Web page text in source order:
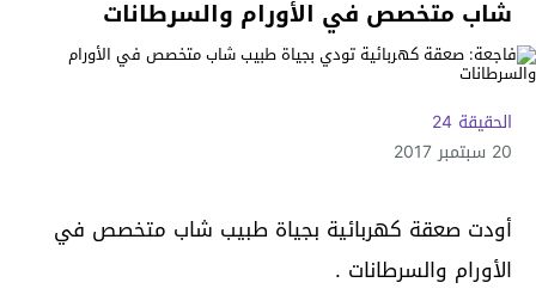
شاب متخصص في الأورام والسرطانات
الحقيقة 24
20 سبتمبر 2017
أودت صعقة كهربائية بجياة طبيب شاب متخصص في
الأورام والسرطانات .